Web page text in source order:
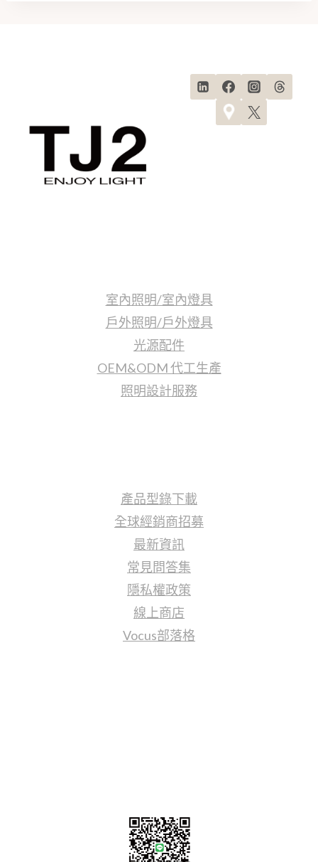
室內照明/室內燈具
戶外照明/戶外燈具
光源配件
OEM&ODM 代工生產
照明設計服務
產品型錄下載
全球經銷商招募
最新資訊
常見問答集
隱私權政策
線上商店
Vocus部落格